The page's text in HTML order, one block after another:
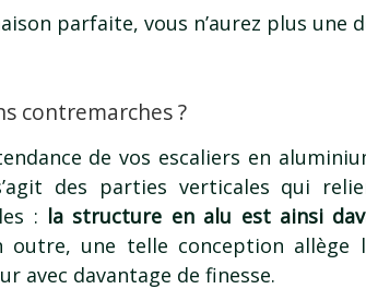
parfaite, vous n’aurez plus
contremarches ?
de vos escaliers en
des parties verticales qui
: la structure en alu est ainsi
outre, une telle conception allège
avec davantage de finesse.